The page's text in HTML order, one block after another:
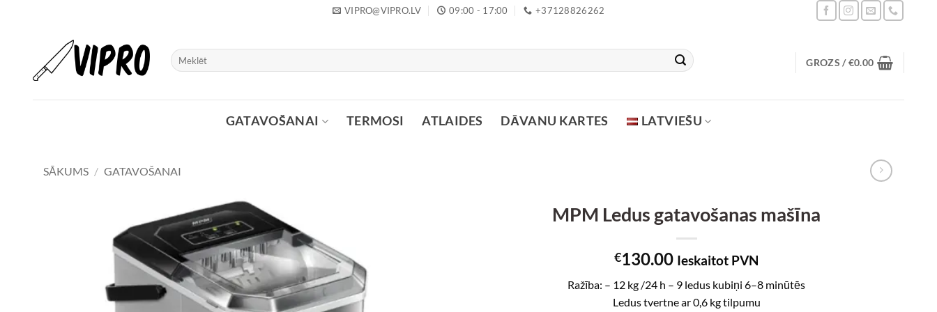
VIPRO@VIPRO.LV 09:00 - 17:00 +37128826262
Meklēt:
GROZS /€0.00
GATAVOŠANAI TERMOSI ATLAIDES DĀVANU KARTES LATVIEŠU
SĀKUMS / GATAVOŠANAI
MPM Ledus gatavošanas mašīna
€130.00 Ieskaitot PVN
Ražība: – 12 kg /24 h – 9 ledus kubiņi 6–8 minūtēs
Ledus tvertne ar 0,6 kg tilpumu